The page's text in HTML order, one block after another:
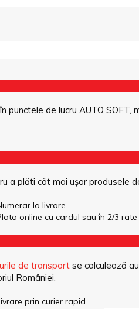
punctele de lucru AUTO
a plăti cât mai ușor produsele
la livrare
online cu cardul sau în 2/3
de transport se calculează
României.
prin curier rapid